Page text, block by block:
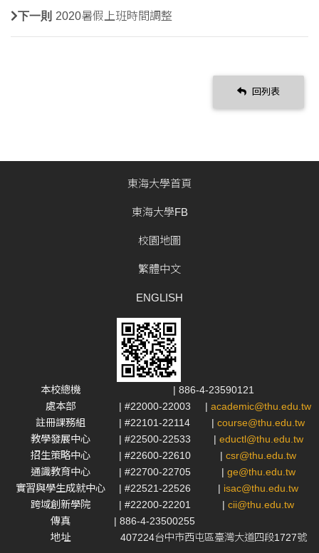
下一則 2020暑假上班時間調整
回列表
東海大學首頁
東海大學FB
校園地圖
繁體中文
ENGLISH
本校總機
| 886-4-23590121
處本部
| #22000-22003 | academic@thu.edu.tw
註冊課務組
| #22101-22114 | course@thu.edu.tw
教學發展中心
| #22500-22533 | eductl@thu.edu.tw
招生策略中心
| #22600-22610 | csr@thu.edu.tw
通識教育中心
| #22700-22705 | ge@thu.edu.tw
實習與學生成就中心
| #22521-22526 | isac@thu.edu.tw
跨域創新學院
| #22200-22201 | cii@thu.edu.tw
傳真
| 886-4-23500255
地址
407224台中市西屯區臺灣大道四段1727號